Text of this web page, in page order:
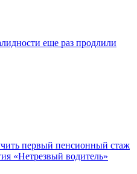
еще раз продлили
первый пенсионный стаж
«Нетрезвый водитель»